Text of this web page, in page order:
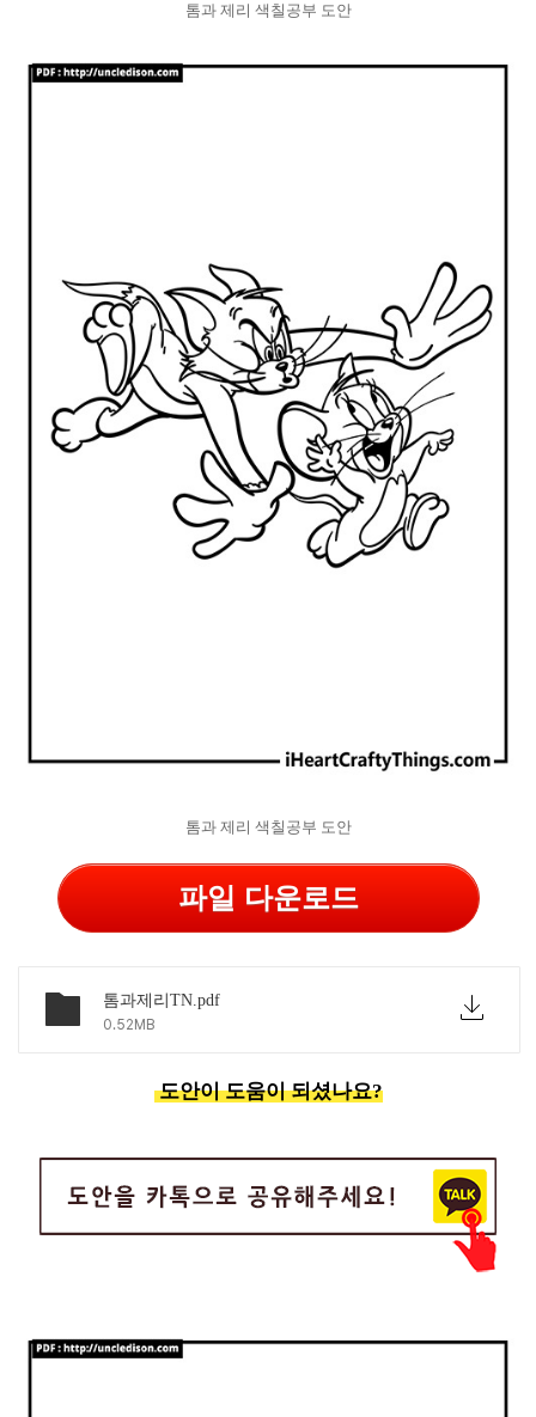
톰과 제리 색칠공부 도안
톰과 제리 색칠공부 도안
파일 다운로드
톰과제리TN.pdf
0.52MB
도안이 도움이 되셨나요?